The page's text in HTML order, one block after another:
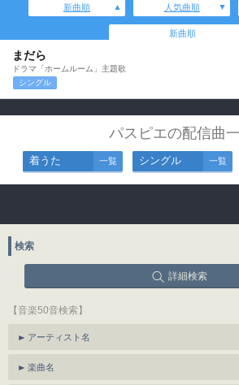
新曲順 人気曲順
新曲順
まだら
ドラマ「ホームルーム」主題歌
シングル
パスピエの配信曲
着うた 一覧 シングル 一覧
検索
詳細検索
【音楽50音検索】
アーティスト名
楽曲名